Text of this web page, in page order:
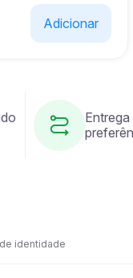
Adicionar
identidade
anos de idade e